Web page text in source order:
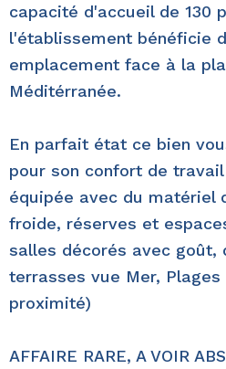
capacité d'accueil de 130
l'établissement bénéficie
emplacement face à la
Méditérranée.
En parfait état ce bien
pour son confort de
équipée avec du matériel
froide, réserves et
salles décorés avec goût,
terrasses vue Mer,
proximité)
AFFAIRE RARE, A VOIR